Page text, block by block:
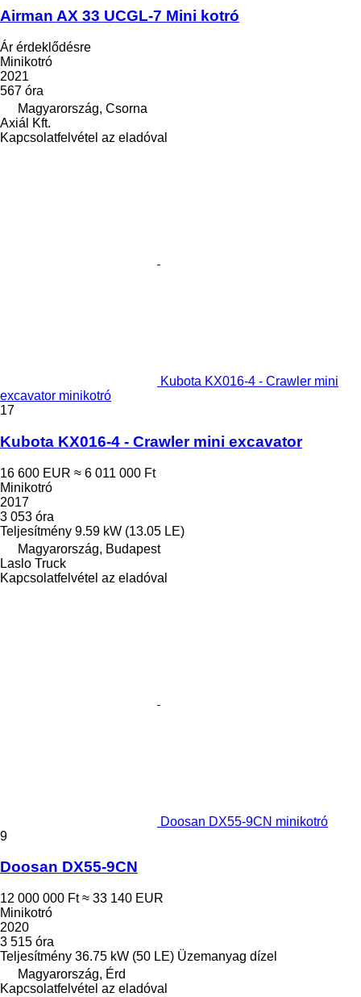
Airman AX 33 UCGL-7 Mini kotró
Ár érdeklődésre
Minikotró
2021
567 óra
Magyarország, Csorna
Axiál Kft.
Kapcsolatfelvétel az eladóval
Kubota KX016-4 - Crawler mini
excavator minikotró
17
Kubota KX016-4 - Crawler mini excavator
16 600 EUR ≈ 6 011 000 Ft
Minikotró
2017
3 053 óra
Teljesítmény 9.59 kW (13.05 LE)
Magyarország, Budapest
Laslo Truck
Kapcsolatfelvétel az eladóval
Doosan DX55-9CN minikotró
9
Doosan DX55-9CN
12 000 000 Ft ≈ 33 140 EUR
Minikotró
2020
3 515 óra
Teljesítmény 36.75 kW (50 LE) Üzemanyag dízel
Magyarország, Érd
Kapcsolatfelvétel az eladóval